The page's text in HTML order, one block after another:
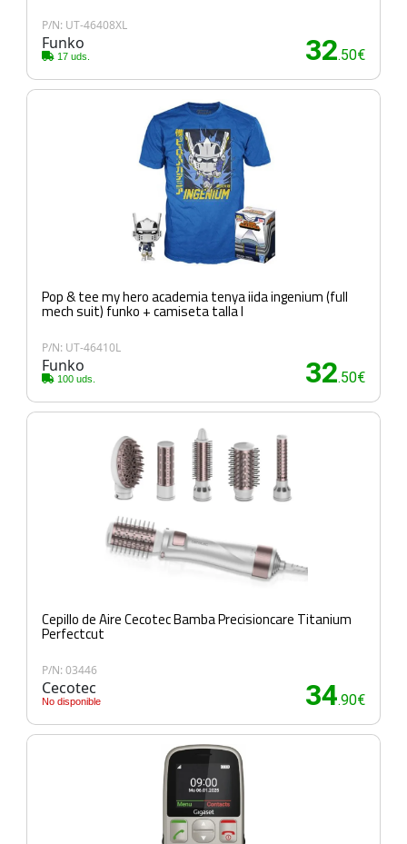
P/N: UT-46408XL
Funko
17 uds. 32.50€
Pop & tee my hero academia tenya iida ingenium (full
mech suit) funko + camiseta talla l
P/N: UT-46410L
Funko
100 uds. 32.50€
Cepillo de Aire Cecotec Bamba Precisioncare Titanium
Perfectcut
P/N: 03446
Cecotec
No disponible 34.90€